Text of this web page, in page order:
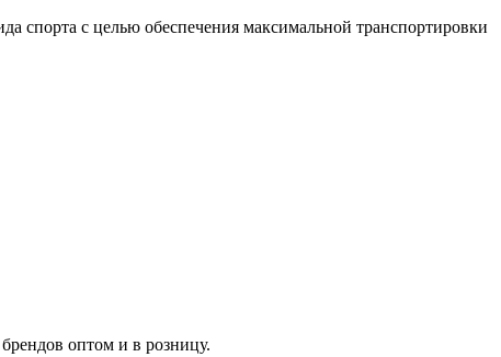
спорта с целью обеспечения максимальной транспортировки
оптом и в розницу.